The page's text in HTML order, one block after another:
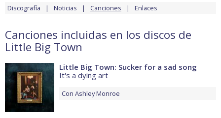
Discografía Noticias Canciones Enlaces
Canciones incluidas en los discos de
Little Big Town
Little Big Town: Sucker for a sad song
It's a dying art
Con Ashley Monroe